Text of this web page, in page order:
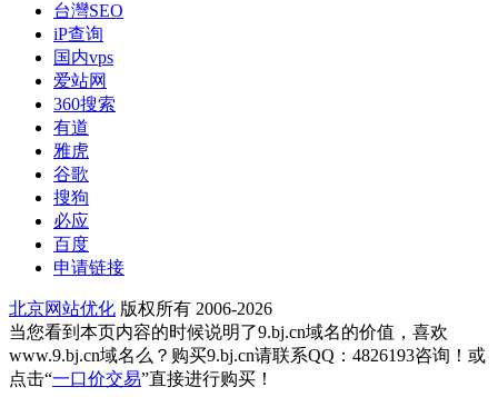
台灣SEO
iP查询
国内vps
爱站网
360搜索
有道
雅虎
谷歌
搜狗
必应
百度
申请链接
北京网站优化 版权所有 2006-2026
当您看到本页内容的时候说明了9.bj.cn域名的价值，喜欢
www.9.bj.cn域名么？购买9.bj.cn请联系QQ：4826193咨询！或
点击“一口价交易”直接进行购买！